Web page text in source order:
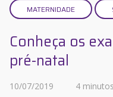
MATERNIDADE
Conheça os
pré-natal
10/07/2019 4